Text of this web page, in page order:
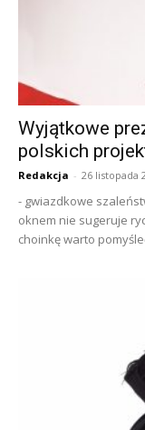
Wyjątkowe
polskich
Redakcja - 26 listopada
- gwiazdkowe
oknem nie sugeruje
choinkę warto